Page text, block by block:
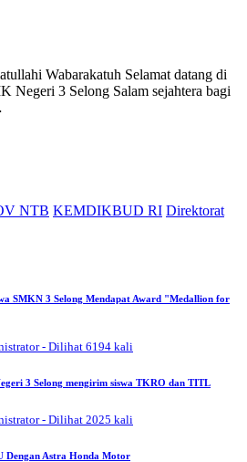
Wabarakatuh Selamat datang di
Negeri 3 Selong Salam sejahtera bagi
NTB KEMDIKBUD RI Direktorat
SMKN 3 Selong Mendapat Award "Medallion for
- Dilihat 6194 kali
3 Selong mengirim siswa TKRO dan TITL
- Dilihat 2025 kali
Dengan Astra Honda Motor